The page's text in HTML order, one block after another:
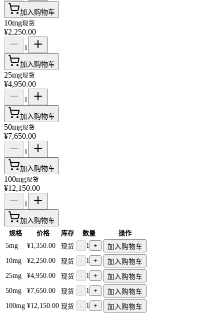
加入购物车
10mg现货
¥2,250.00
1
加入购物车
25mg现货
¥4,950.00
1
加入购物车
50mg现货
¥7,650.00
1
加入购物车
100mg现货
¥12,150.00
1
加入购物车
规格 价格 库存 数量
操作
5mg
¥1,350.00 现货 - 1 +
加入购物车
10mg
¥2,250.00 现货 - 1 +
加入购物车
25mg
¥4,950.00 现货 - 1 +
加入购物车
50mg
¥7,650.00 现货 - 1 +
加入购物车
100mg ¥12,150.00 现货 - 1 +
加入购物车